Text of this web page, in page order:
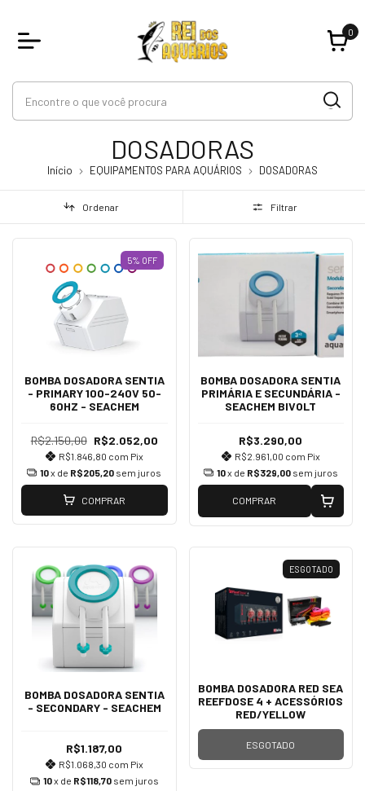
0
DOSADORAS
Início EQUIPAMENTOS PARA AQUÁRIOS DOSADORAS
Ordenar Filtrar
5% OFF
BOMBA DOSADORA SENTIA
- PRIMARY 100-240V 50-
60HZ - SEACHEM
R$2.150,00 R$2.052,00
R$1.846,80 com Pix
10x de R$205,20 sem juros
COMPRAR
BOMBA DOSADORA SENTIA
PRIMÁRIA E SECUNDÁRIA -
SEACHEM BIVOLT
R$3.290,00
R$2.961,00 com Pix
10x de R$329,00 sem juros
COMPRAR
BOMBA DOSADORA SENTIA
- SECONDARY - SEACHEM
R$1.187,00
R$1.068,30 com Pix
10x de R$118,70 sem juros
ESGOTADO
BOMBA DOSADORA RED SEA
REEFDOSE 4 + ACESSÓRIOS
RED/YELLOW
ESGOTADO